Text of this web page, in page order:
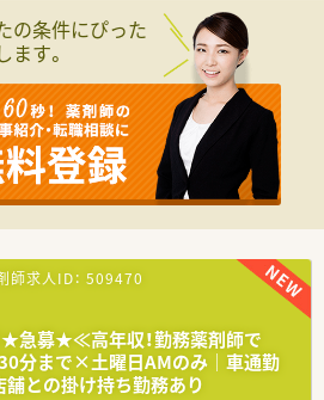
転業務は発生致しません。
をされている為、薬剤師会への参加や在宅
剤師1名体制となる可能性がございます。
運営の調剤薬局です。
谷区薬剤師会の理事もしており地域に根
ております。
休2. 5日となります。
間以上の勤務で社会保険加入ができま
の条件にぴった
す。
師求人ID： 509470
★急募★≪高年収！勤務薬剤師で
分まで×土曜日AMのみ｜車通勤
舗との掛け持ち勤務あり